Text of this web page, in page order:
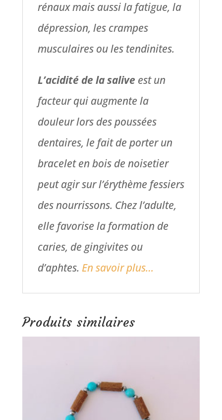
rénaux mais aussi la fatigue, la
dépression, les crampes
musculaires ou les tendinites.
L’acidité de la salive est un
facteur qui augmente la
douleur lors des poussées
dentaires, le fait de porter un
bracelet en bois de noisetier
peut agir sur l’érythème fessiers
des nourrissons. Chez l’adulte,
elle favorise la formation de
caries, de gingivites ou
d’aphtes. En savoir plus…
Produits similaires